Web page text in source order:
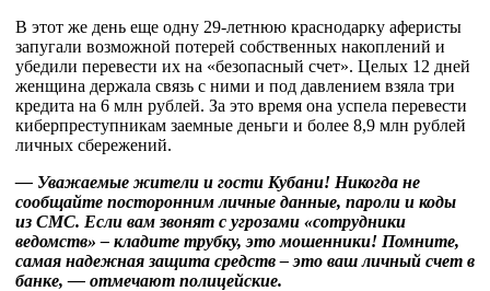
В этот же день еще одну 29-летнюю краснодарку аферисты
запугали возможной потерей собственных накоплений и
убедили перевести их на «безопасный счет». Целых 12 дней
женщина держала связь с ними и под давлением взяла три
кредита на 6 млн рублей. За это время она успела перевести
киберпреступникам заемные деньги и более 8,9 млн рублей
личных сбережений.
— Уважаемые жители и гости Кубани! Никогда не
сообщайте посторонним личные данные, пароли и коды
из СМС. Если вам звонят с угрозами «сотрудники
ведомств» – кладите трубку, это мошенники! Помните,
самая надежная защита средств – это ваш личный счет в
банке, — отмечают полицейские.